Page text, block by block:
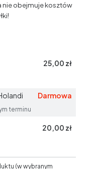
nie obejmuje kosztów
25,00 zł
Darmowa
terminu
20,00 zł
(w wybranym